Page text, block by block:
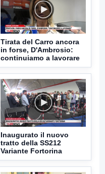
Tirata del Carro ancora
in forse, D'Ambrosio:
continuiamo a lavorare
Inaugurato il nuovo
tratto della SS212
Variante Fortorina